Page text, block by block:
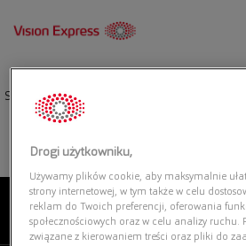
Strona główna|
O NAS
Drogi użytkowniku,
Używamy plików cookie, aby maksymalnie
strony internetowej, w tym także w celu
reklam do Twoich preferencji, oferowania
społecznościowych oraz w celu analizy
związane z kierowaniem treści oraz pliki do